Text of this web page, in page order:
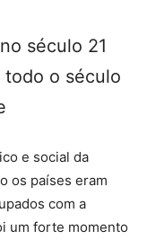
século 21
o século
e social da
os países eram
com a
um forte momento